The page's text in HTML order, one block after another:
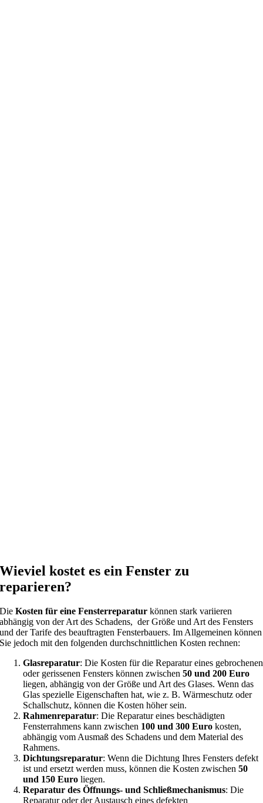
Wieviel kostet es ein Fenster zu
reparieren?
DieKosten für eine Fensterreparatur können stark variieren
abhängig von der Art des Schadens, der Größe und Art des Fensters
und der Tarife des beauftragten Fensterbauers. Im Allgemeinen können
Sie jedoch mit den folgenden durchschnittlichen Kosten rechnen:
Glasreparatur: Die Kosten für die Reparatur eines gebrochenen
oder gerissenen Fensters können zwischen50 und 200 Euro
liegen, abhängig von der Größe und Art des Glases. Wenn das
Glas spezielle Eigenschaften hat, wie z. B. Wärmeschutz oder
Schallschutz, können die Kosten höher sein.
Rahmenreparatur: Die Reparatur eines beschädigten
Fensterrahmens kann zwischen 100 und 300 Euro kosten,
abhängig vom Ausmaß des Schadens und dem Material des
Rahmens.
Dichtungsreparatur: Wenn die Dichtung Ihres Fensters defekt
ist und ersetzt werden muss, können die Kosten zwischen 50
und 150 Euro liegen.
Reparatur des Öffnungs- und Schließmechanismus: Die
Reparatur oder der Austausch eines defekten